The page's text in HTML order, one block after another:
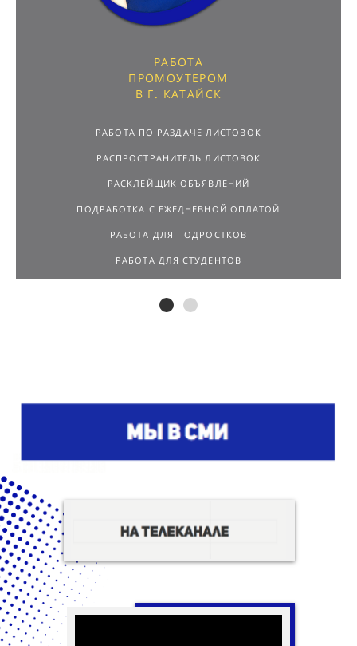
РАБОТА
ПРОМОУТЕРОМ
В Г. КАТАЙСК
РАБОТА ПО РАЗДАЧЕ ЛИСТОВОК
РАСПРОСТРАНИТЕЛЬ ЛИСТОВОК
РАСКЛЕЙЩИК ОБЪЯВЛЕНИЙ
ПОДРАБОТКА С ЕЖЕДНЕВНОЙ ОПЛАТОЙ
РАБОТА ДЛЯ ПОДРОСТКОВ
РАБОТА ДЛЯ СТУДЕНТОВ